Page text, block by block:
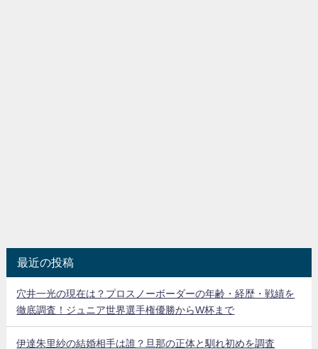
最近の投稿
穴井一光の現在は？プロスノーボーダーの年齢・経歴・戦績を
徹底調査！ジュニア世界選手権優勝からW杯まで
伊達朱里紗の結婚相手は誰？旦那の正体と馴れ初めを調査